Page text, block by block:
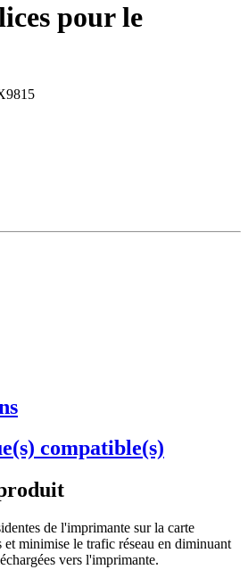
pour le
compatible(s)
de l'imprimante sur la carte
et minimise le trafic réseau en diminuant
vers l'imprimante.